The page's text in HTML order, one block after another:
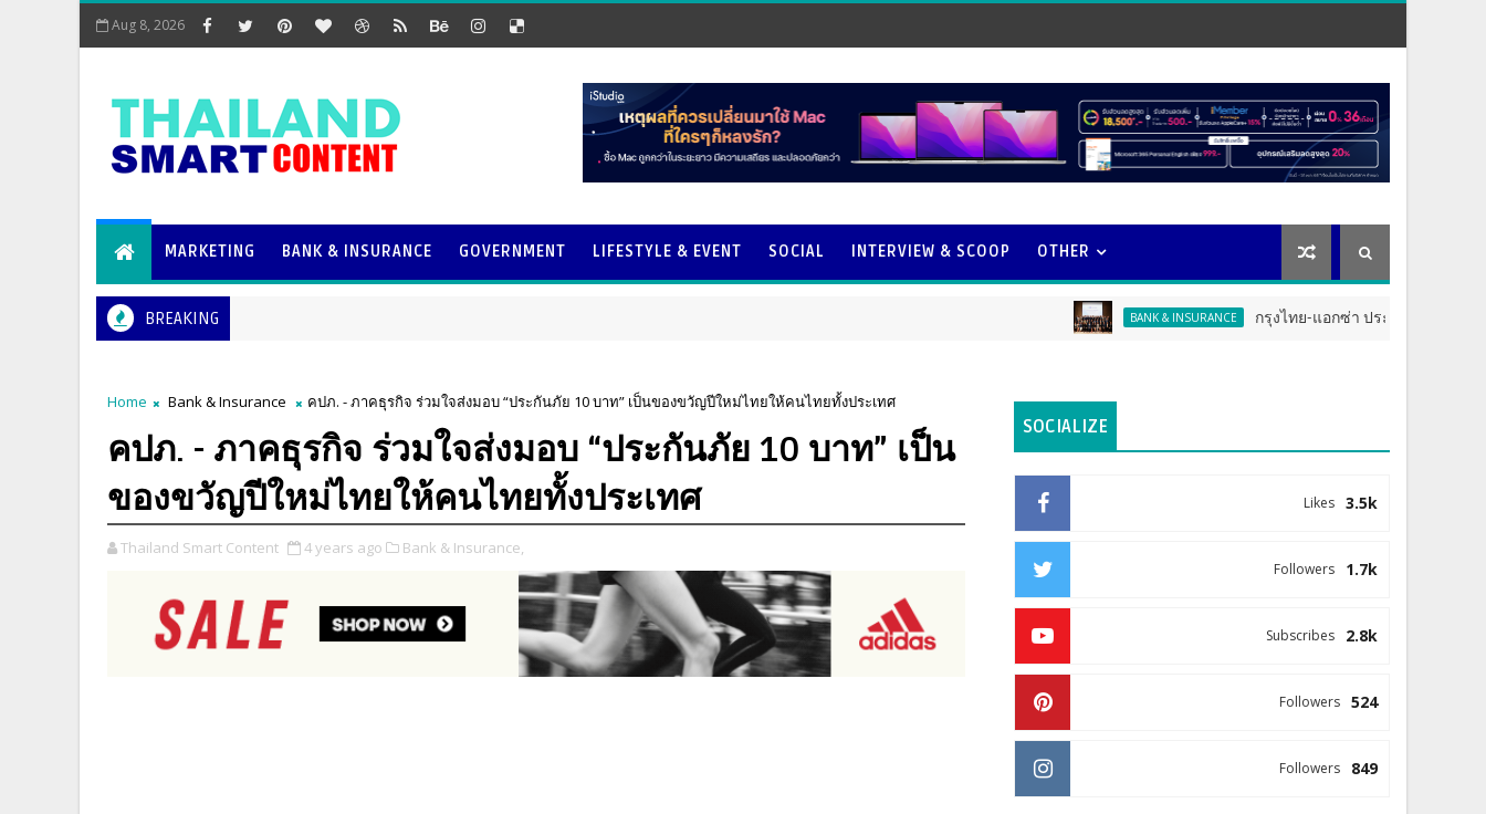
Aug 8, 2026
MARKETING BANK & INSURANCE GOVERNMENT LIFESTYLE & EVENT SOCIAL INTERVIEW & SCOOP OTHER
BREAKING BANK & INSURANCE กรุงไทย-แอกซ่า ประกันชีวิต จัดงาน ERD
Home Bank & Insurance คปภ. - ภาคธุรกิจ ร่วมใจส่งมอบ “ประกันภัย 10 บาท” เป็นของขวัญปีใหม่ไทยให้คนไทยทั้งประเทศ
คปภ. - ภาคธุรกิจ ร่วมใจส่งมอบ “ประกันภัย 10 บาท” เป็น
ของขวัญปีใหม่ไทยให้คนไทยทั้งประเทศ
Thailand Smart Content 4 years ago Bank & Insurance,
SOCIALIZE
3.5k
Likes
1.7k
Followers
2.8k
Subscribes
524
Followers
849
Followers